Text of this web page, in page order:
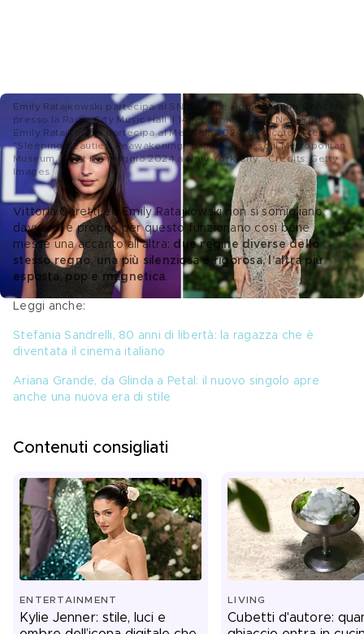
Emily Ratajkowski partecipa al SNL50: The Homecoming Concert
presso la Radio City Music Hall il 14 febbraio 2025 a New York City;
Emily Ratajkowski partecipa al Met Gala 2024, dedicato al tema
"Sleeping Beauties: Reawakening Fashion", presso il Metropolitan
Museum of Art il 6 maggio 2024 a New York City - Credits: Getty
Images
Vittoria Ceretti ed Emily Ratajkowski non si somigliano
davvero, e proprio per questo funzionano così bene
messe una accanto all’altra: due regine diverse dello
stesso regno, una più silenziosa e rigorosa, l’altra più
esposta, pop e magnetica.
Leggi anche:
Stefania Sandrelli, 80 anni di libertà: la ragazza che è
diventata il cinema italiano
Ariana Grande, da Glinda a Petal: il nuovo singolo apre
anche una nuova era di stile
Contenuti consigliati
ENTERTAINMENT
Kylie Jenner: stile, luci e
LIVING
Cubetti d'autore: